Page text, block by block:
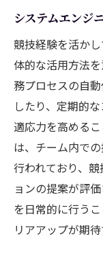
本質を
略
競技経
SEとプロ
システ
的な違
競技経
分担
システ
るのか
システムエンジ
競技経験を活か
体的な活用方法
務プロセスの自
したり、定期的
適応力を高める
は、チーム内で
行われており、
ョンの提案が評
を日常的に行う
リアアップが期待